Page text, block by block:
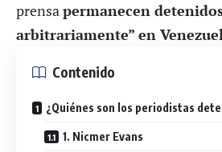
prensapermanecen
arbitrariamente” en
Contenido
¿Quiénes son los periodistas
1. Nicmer Evans